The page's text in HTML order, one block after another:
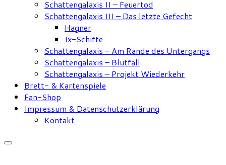
Schattengalaxis II – Feuertod
Schattengalaxis III – Das letzte Gefecht
Hagner
Ix-Schiffe
Schattengalaxis – Am Rande des Untergangs
Schattengalaxis – Blutfall
Schattengalaxis – Projekt Wiederkehr
Brett- & Kartenspiele
Fan-Shop
Impressum & Datenschutzerklärung
Kontakt